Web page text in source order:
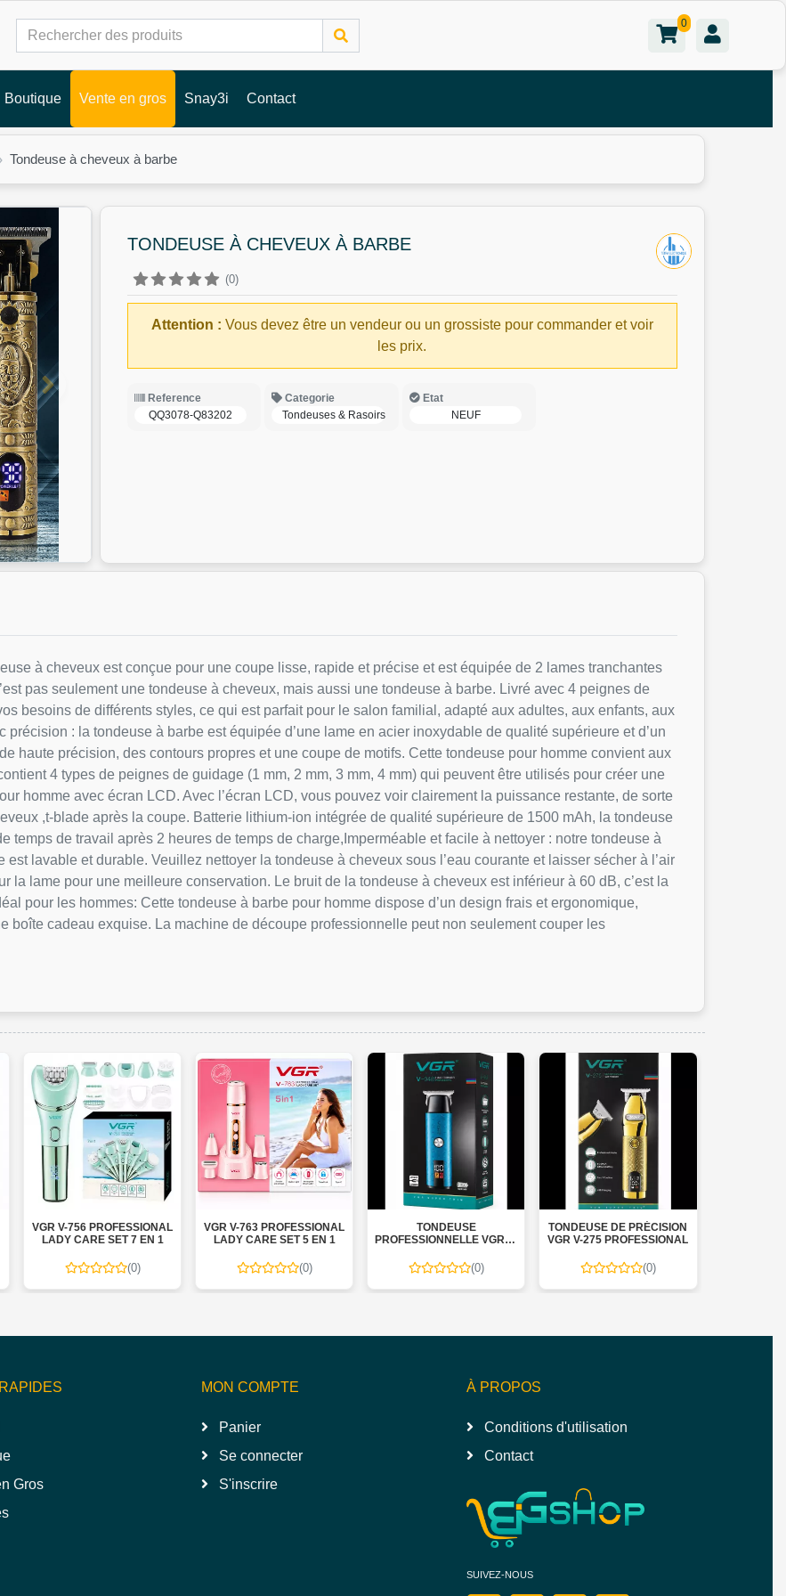
0
Boutique Vente en gros Snay3i Contact
Tondeuse à cheveux à barbe
TONDEUSE À CHEVEUX À BARBE
(0)
Attention : Vous devez être un vendeur ou un grossiste pour commander et voir
les prix.
Reference
QQ3078-Q83202
Categorie
Tondeuses & Rasoirs
Etat
NEUF
à cheveux est conçue pour une coupe lisse, rapide et précise et est équipée de 2 lames tranchantes
pas seulement une tondeuse à cheveux, mais aussi une tondeuse à barbe. Livré avec 4 peignes de
besoins de différents styles, ce qui est parfait pour le salon familial, adapté aux adultes, aux enfants, aux
: la tondeuse à barbe est équipée d’une lame en acier inoxydable de qualité supérieure et d’un
haute précision, des contours propres et une coupe de motifs. Cette tondeuse pour homme convient aux
4 types de peignes de guidage (1 mm, 2 mm, 3 mm, 4 mm) qui peuvent être utilisés pour créer une
homme avec écran LCD. Avec l’écran LCD, vous pouvez voir clairement la puissance restante, de sorte
,t-blade après la coupe. Batterie lithium-ion intégrée de qualité supérieure de 1500 mAh, la tondeuse
temps de travail après 2 heures de temps de charge,Imperméable et facile à nettoyer : notre tondeuse à
lavable et durable. Veuillez nettoyer la tondeuse à cheveux sous l’eau courante et laisser sécher à l’air
la lame pour une meilleure conservation. Le bruit de la tondeuse à cheveux est inférieur à 60 dB, c’est la
pour les hommes: Cette tondeuse à barbe pour homme dispose d’un design frais et ergonomique,
boîte cadeau exquise. La machine de découpe professionnelle peut non seulement couper les
VGR V-756 PROFESSIONAL
LADY CARE SET 7 EN 1
(0)
VGR V-763 PROFESSIONAL
LADY CARE SET 5 EN 1
(0)
TONDEUSE
PROFESSIONNELLE VGR V-
(0)
TONDEUSE DE PRÉCISION
VGR V-275 PROFESSIONAL
(0)
Gros
MON COMPTE
Panier
Se connecter
S'inscrire
À PROPOS
Conditions d'utilisation
Contact
SUIVEZ-NOUS